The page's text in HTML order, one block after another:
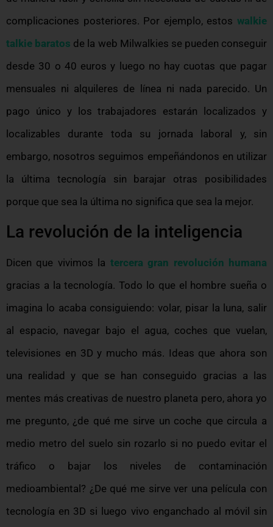
complicaciones posteriores. Por ejemplo, estos walkie
talkie baratos de la web Milwalkies se pueden conseguir
desde 30 o 40 euros y luego no hay cuotas que pagar
mensuales ni alquileres de línea ni nada parecido. Un
pago único y los trabajadores estarán localizados y
localizables durante toda su jornada laboral y, sin
embargo, nosotros seguimos empeñándonos en utilizar
la última tecnología sin barajar otras posibilidades
porque que sea la última no significa que sea la mejor.
La revolución de la inteligencia
Dicen que vivimos la tercera gran revolución humana
gracias a la tecnología. Todo lo que el hombre sueña o
imagina lo acaba consiguiendo: volar, pisar la luna, salir
al espacio, navegar bajo el agua, coches que vuelan,
televisiones en 3D y mucho más. Ideas que ahora son
una realidad y que se han conseguido gracias a las
mentes más creativas de nuestro planeta pero, ahora yo
me pregunto, ¿de qué me sirve un coche que circula a
medio metro del suelo sin rozarlo si no puedo evitar el
tráfico o bajar los niveles de contaminación
medioambiental? ¿De qué me sirve ver una película con
tecnología en 3D si luego vivo enganchado al móvil sin